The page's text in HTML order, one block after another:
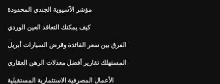
مؤشر الآسيوية الجندي المحدودة
كيف يمكنك التعاقد العين الوردي
الفرق بين سعر الفائدة وقرض السيارات أبريل
المستهلك تقارير أفضل معدلات الرهن العقاري
الأعمال المصرفية الاستثمارية المستقبلية